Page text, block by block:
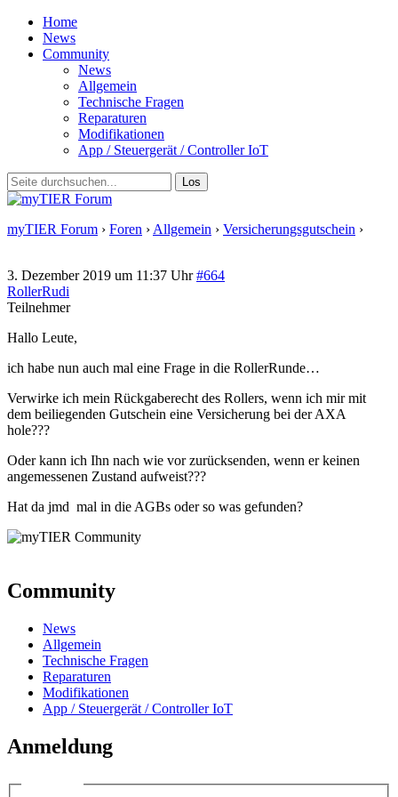
Home
News
Community
News
Allgemein
Technische Fragen
Reparaturen
Modifikationen
App / Steuergerät / Controller IoT
myTIER Forum › Foren › Allgemein › Versicherungsgutschein ›
3. Dezember 2019 um 11:37 Uhr #664
RollerRudi
Teilnehmer
Hallo Leute,
ich habe nun auch mal eine Frage in die RollerRunde…
Verwirke ich mein Rückgaberecht des Rollers, wenn ich mir mit
dem beiliegenden Gutschein eine Versicherung bei der AXA
hole???
Oder kann ich Ihn nach wie vor zurücksenden, wenn er keinen
angemessenen Zustand aufweist???
Hat da jmd mal in die AGBs oder so was gefunden?
Community
News
Allgemein
Technische Fragen
Reparaturen
Modifikationen
App / Steuergerät / Controller IoT
Anmeldung